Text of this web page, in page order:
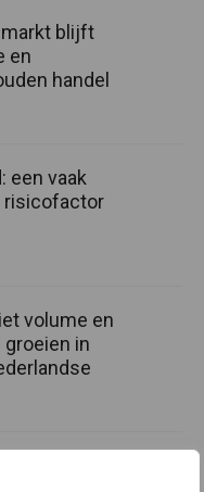
blijft
en
handel
een vaak
risicofactor
volume en
in